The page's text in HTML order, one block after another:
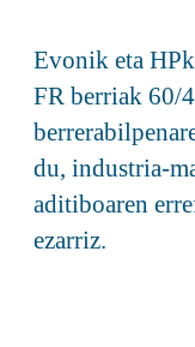
Evonik eta
FR berriak 60/
du, industria-
aditiboaren
ezarriz.